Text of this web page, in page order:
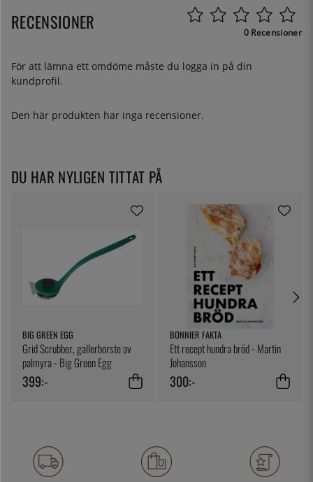
RECENSIONER 0 Recensioner
För att lämna ett omdöme måste du logga in på din
kundprofil.
Den här produkten har inga recensioner.
DU HAR NYLIGEN TITTAT PÅ
BIG GREEN EGG
Grid Scrubber, gallerborste av
palmyra - Big Green Egg
399:-
BONNIER FAKTA
Ett recept hundra bröd - Martin
Johansson
300:-